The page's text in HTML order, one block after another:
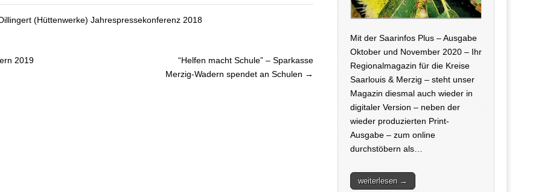
(Hüttenwerke) Jahrespressekonferenz 2018
2019
“Helfen macht Schule” – Sparkasse
Merzig-Wadern spendet an Schulen →
Mit der Saarinfos Plus – Ausgabe
Oktober und November 2020 – Ihr
Regionalmagazin für die Kreise
Saarlouis & Merzig – steht unser
Magazin diesmal auch wieder in
digitaler Version – neben der
wieder produzierten Print-
Ausgabe – zum online
durchstöbern als…
weiterlesen →